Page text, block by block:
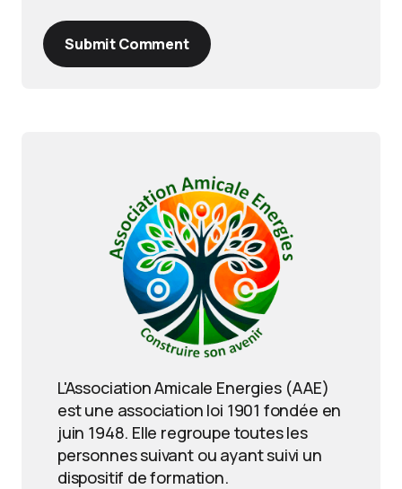
Submit Comment
L'Association Amicale Energies (AAE)
est une association loi 1901 fondée en
juin 1948. Elle regroupe toutes les
personnes suivant ou ayant suivi un
dispositif de formation.